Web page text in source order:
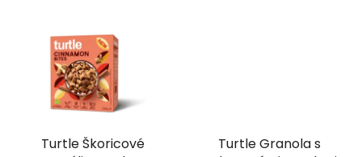
Turtle Škoricové
Turtle Granola s